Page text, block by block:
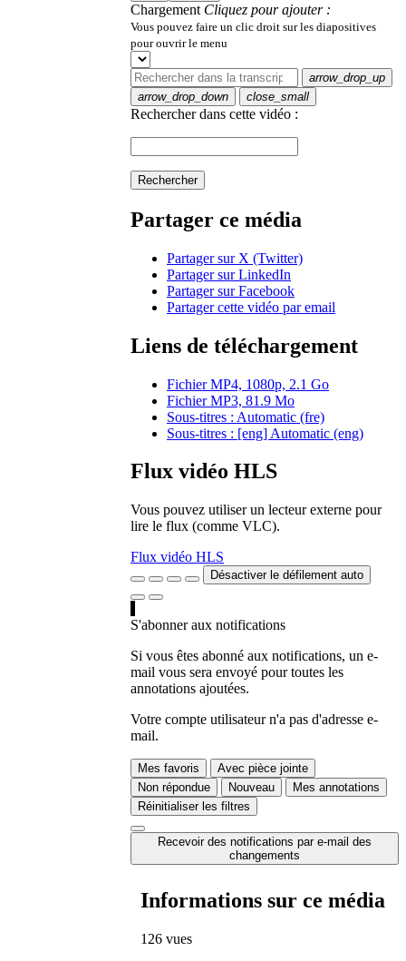
Chargement Cliquez pour ajouter :
Vous pouvez faire un clic droit sur les diapositives
pour ouvrir le menu
arrow_drop_up
arrow_drop_down
close_small
Rechercher dans cette vidéo :
Rechercher
Partager ce média
Partager sur X (Twitter)
Partager sur LinkedIn
Partager sur Facebook
Partager cette vidéo par email
Liens de téléchargement
Fichier MP4, 1080p, 2.1 Go
Fichier MP3, 81.9 Mo
Sous-titres : Automatic (fre)
Sous-titres : [eng] Automatic (eng)
Flux vidéo HLS
Vous pouvez utiliser un lecteur externe pour
lire le flux (comme VLC).
Flux vidéo HLS
Désactiver le défilement auto
S'abonner aux notifications
Si vous êtes abonné aux notifications, un e-
mail vous sera envoyé pour toutes les
annotations ajoutées.
Votre compte utilisateur n'a pas d'adresse e-
mail.
Mes favoris
Avec pièce jointe
Non répondue
Nouveau
Mes annotations
Réinitialiser les filtres
Recevoir des notifications par e-mail des
changements
Informations sur ce média
126 vues